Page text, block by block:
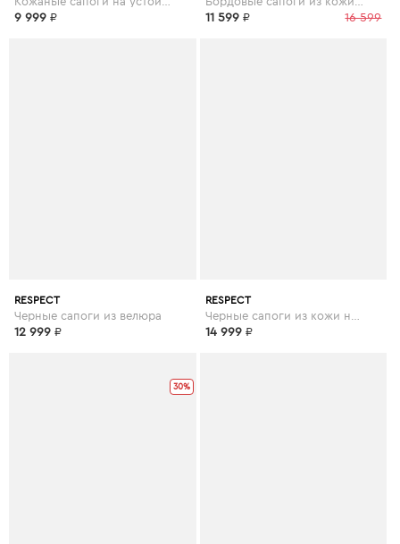
9 999 ₽ 16 599
11 599 ₽
RESPECT
Черные сапоги из велюра
12 999 ₽
RESPECT
14 999 ₽
30%